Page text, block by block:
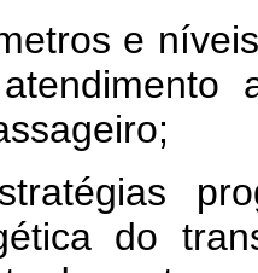
e
do